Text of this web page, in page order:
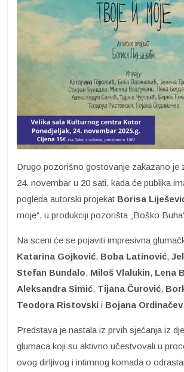
Drugo pozorišno gostovanje zakazano je
24. novembar u 20 sati, kada će publika
pogleda autorski projekat Borisa
moje“, u produkciji pozorišta „Boško
Na sceni će se pojaviti impresivna
Katarina Gojković, Boba Latinović,
Stefan Bundalo, Miloš Vlalukin, Lena
Aleksandra Simić, Tijana Čurović,
Teodora Ristovski i Bojana Ordinačev.
Predstava je nastala iz prvih sjećanja iz
glumaca koji su aktivno učestvovali u
ovog dirljivog i intimnog komada o